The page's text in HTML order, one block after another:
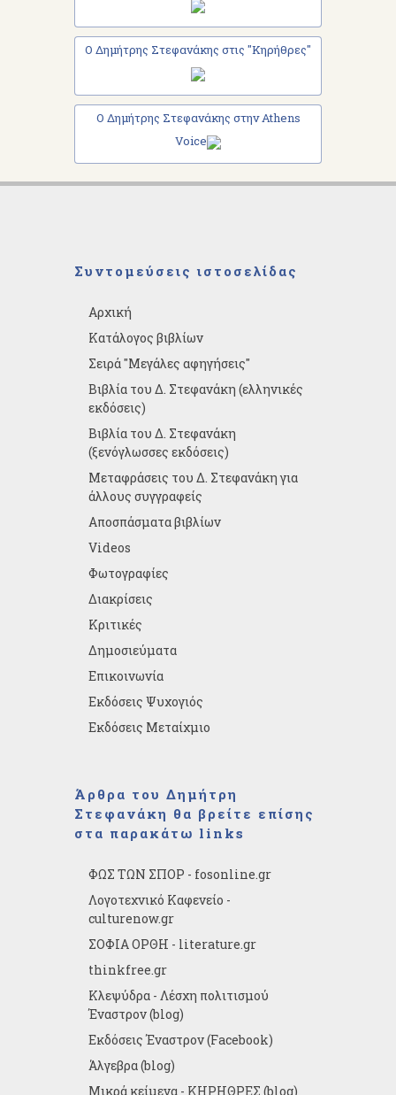
Ο Δημήτρης Στεφανάκης στις "Κηρήθρες"
Ο Δημήτρης Στεφανάκης στην Athens
Voice
Συντομεύσεις ιστοσελίδας
Αρχική
Κατάλογος βιβλίων
Σειρά "Μεγάλες αφηγήσεις"
Βιβλία του Δ. Στεφανάκη (ελληνικές
εκδόσεις)
Βιβλία του Δ. Στεφανάκη
(ξενόγλωσσες εκδόσεις)
Μεταφράσεις του Δ. Στεφανάκη για
άλλους συγγραφείς
Αποσπάσματα βιβλίων
Videos
Φωτογραφίες
Διακρίσεις
Κριτικές
Δημοσιεύματα
Επικοινωνία
Εκδόσεις Ψυχογιός
Εκδόσεις Μεταίχμιο
Άρθρα του Δημήτρη
Στεφανάκη θα βρείτε επίσης
στα παρακάτω links
ΦΩΣ ΤΩΝ ΣΠΟΡ - fosonline.gr
Λογοτεχνικό Καφενείο -
culturenow.gr
ΣΟΦΙΑ ΟΡΘΗ - literature.gr
thinkfree.gr
Κλεψύδρα - Λέσχη πολιτισμού
Έναστρον (blog)
Εκδόσεις Έναστρον (Facebook)
Άλγεβρα (blog)
Μικρά κείμενα - ΚΗΡΗΘΡΕΣ (blog)